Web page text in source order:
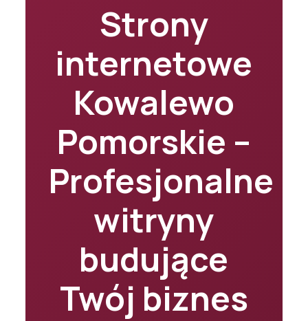
Strony
internetowe
Kowalewo
Pomorskie –
Profesjonalne
witryny
budujące
Twój biznes